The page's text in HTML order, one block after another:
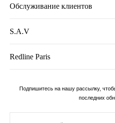
Обслуживание клиентов
S.A.V
Redline Paris
Подпишитесь на нашу рассылку,
последних